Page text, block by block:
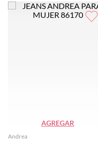
AGREGAR
Andrea